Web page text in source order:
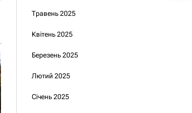
Травень 2025
Квітень 2025
Березень 2025
Лютий 2025
Січень 2025